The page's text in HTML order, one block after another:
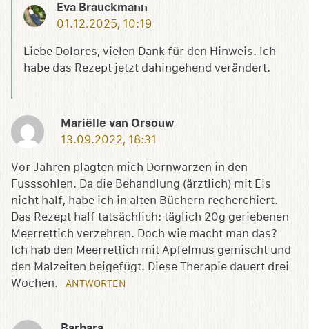
Eva Brauckmann
01.12.2025, 10:19
Liebe Dolores, vielen Dank für den Hinweis. Ich
habe das Rezept jetzt dahingehend verändert.
Mariëlle van Orsouw
13.09.2022, 18:31
Vor Jahren plagten mich Dornwarzen in den
Fusssohlen. Da die Behandlung (ärztlich) mit Eis
nicht half, habe ich in alten Büchern recherchiert.
Das Rezept half tatsächlich: täglich 20g geriebenen
Meerrettich verzehren. Doch wie macht man das?
Ich hab den Meerrettich mit Apfelmus gemischt und
den Malzeiten beigefügt. Diese Therapie dauert drei
Wochen.
ANTWORTEN